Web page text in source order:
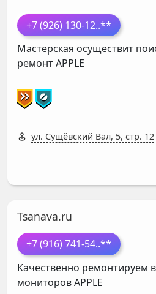
+7 (926) 130-12..**
Мастерская осуществит
ремонтAPPLE
ул. Сущёвский Вал, 5, стр. 12
Tsanava.ru
+7 (916) 741-54..**
Качественно ремонтируем
мониторовAPPLE